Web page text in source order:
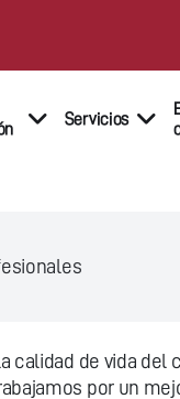
Servicios
calidad de vida
por un